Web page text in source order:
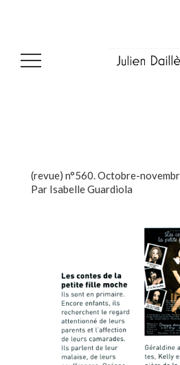
(revue) n°560. Octobre-
Par Isabelle Guardiola